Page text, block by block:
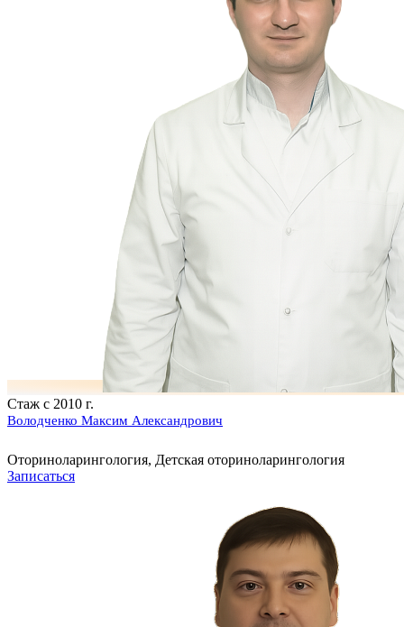
Стаж с 2010 г.
Володченко Максим Александрович
Оториноларингология, Детская оториноларингология
Записаться